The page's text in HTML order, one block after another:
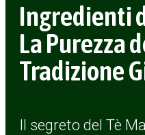
Ingredienti
La Purezza
Tradizione
Il segreto del Tè